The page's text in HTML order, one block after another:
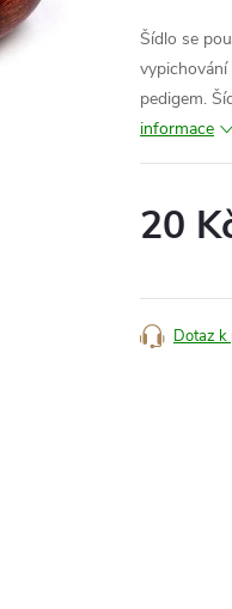
Šídlo se
pedigem.
informace
20
Dotaz